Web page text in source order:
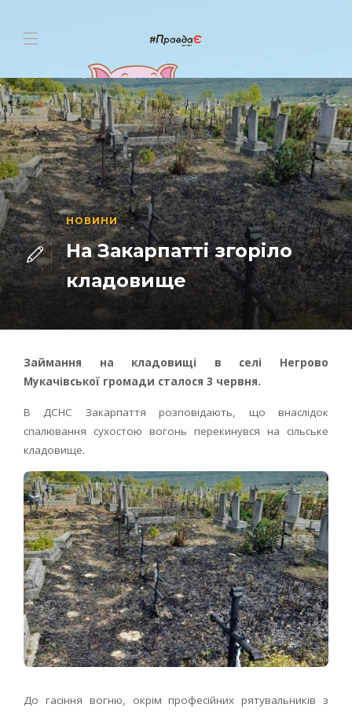
НОВИНИ
На Закарпатті згоріло
кладовище
Займання на кладовищі в селі Негрово
Мукачівської громади сталося 3 червня.
В ДСНС Закарпаття розповідають, що внаслідок
спалювання сухостою вогонь перекинувся на сільське
кладовище.
До гасіння вогню, окрім професійних рятувальників з